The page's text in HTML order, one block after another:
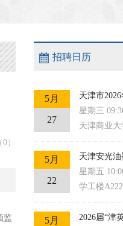
0）
监
招聘日历
5月
27
天津市
星期三
天津商业
5月
22
天津安光
星期五
学工楼A222
5月
2026届“津